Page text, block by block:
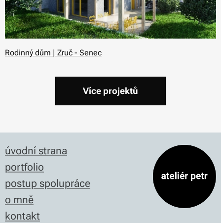
Rodinný dům | Zruč - Senec
Více projektů
úvodní strana
portfolio
postup spolupráce
o mně
kontakt